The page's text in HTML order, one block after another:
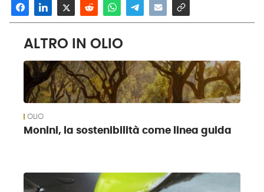
ALTRO IN OLIO
OLIO
Monini, la sostenibilità come linea guida